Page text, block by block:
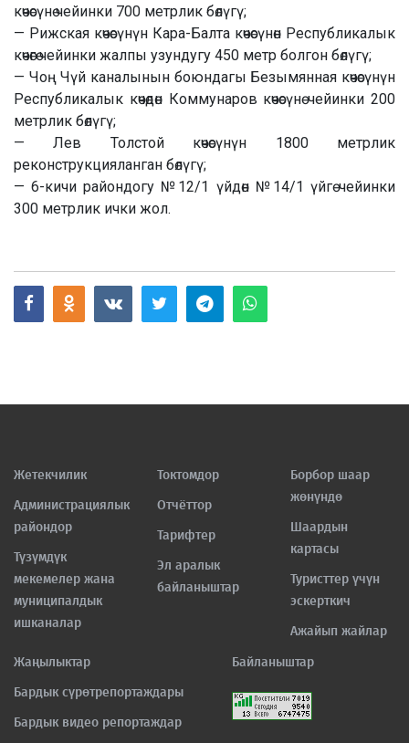
көчөсүнө чейинки 700 метрлик бөлүгү;
— Рижская көчөсүнүн Кара-Балта көчөсүнөн Республикалык
көчөгө чейинки жалпы узундугу 450 метр болгон бөлүгү;
— Чоң Чүй каналынын боюндагы Безымянная көчөсүнүн
Республикалык көчөдөн Коммунаров көчөсүнө чейинки 200
метрлик бөлүгү;
— Лев Толстой көчөсүнүн 1800 метрлик
реконструкцияланган бөлүгү;
— 6-кичи райондогу №12/1 үйдөн №14/1 үйгө чейинки
300 метрлик ички жол.
Жетекчилик
Администрациялык
райондор
Түзүмдүк
мекемелер жана
муниципалдык
ишканалар
Токтомдор
Отчёттор
Тарифтер
Эл аралык
байланыштар
Борбор шаар
жөнүндө
Шаардын
картасы
Туристтер үчүн
эскерткич
Ажайып жайлар
Жаңылыктар
Бардык сүрөтрепортаждары
Бардык видео репортаждар
Байланыштар